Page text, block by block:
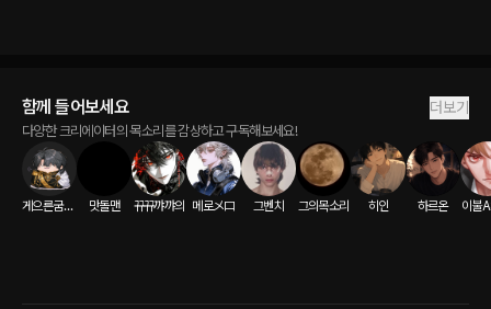
함께 들어보세요 더보기
다양한 크리에이터의 목소리를 감상하고 구독해보세요!
게으른굼벵이 맛돌맨 뀨뀨꺄꺄의 메로メロ 그벤치 그의목소리 히인 하르온 이불